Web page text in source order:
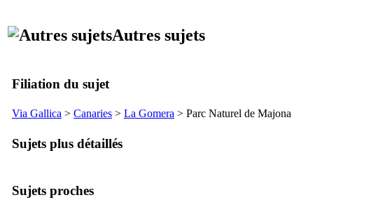
Autres sujets
Filiation du sujet
Via Gallica > Canaries > La Gomera > Parc Naturel de Majona
Sujets plus détaillés
Sujets proches